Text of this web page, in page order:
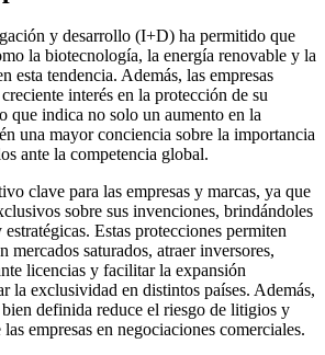
y desarrollo (I+D) ha permitido que
la biotecnología, la energía renovable y la
esta tendencia. Además, las empresas
interés en la protección de su
que indica no solo un aumento en la
una mayor conciencia sobre la importancia
ante la competencia global.
clave para las empresas y marcas, ya que
sobre sus invenciones, brindándoles
Estas protecciones permiten
mercados saturados, atraer inversores,
licencias y facilitar la expansión
la exclusividad en distintos países. Además,
definida reduce el riesgo de litigios y
empresas en negociaciones comerciales.